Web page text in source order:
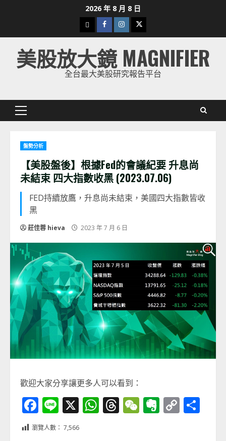
2026 年 8 月 8 日
下
載
美
股
Facebook
Instagram
Twitter
美股放大鏡 MAGNIFIER
全台最大美股研究報告平台
Primary
盤勢分析
【美股盤後】根據Fed的會議紀要 升息尚
未結束 四大指數收黑 (2023.07.06)
FED持續放鷹，升息尚未結束，美國四大指數皆收
黑
莊佳蓉 hieva 2023 年 7 月 6 日
歡迎大家分享讓更多人可以看到：
Facebook
Line
X WhatsApp
Threads
WeChat
Evernote
Copy
瀏覽人數： 7,566